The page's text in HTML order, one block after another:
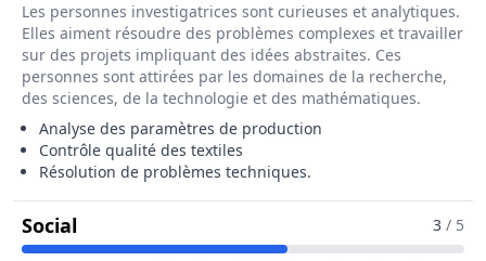
Les personnes investigatrices sont curieuses et analytiques.
Elles aiment résoudre des problèmes complexes et travailler
sur des projets impliquant des idées abstraites. Ces
personnes sont attirées par les domaines de la recherche,
des sciences, de la technologie et des mathématiques.
Analyse des paramètres de production
Contrôle qualité des textiles
Résolution de problèmes techniques.
SocialPour Le Métier De Chef / Cheffe De Rame
3 / 5